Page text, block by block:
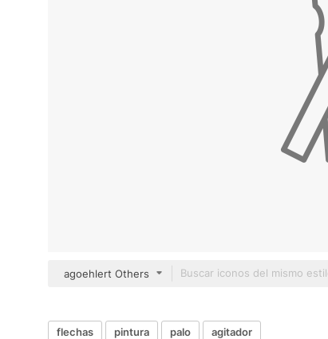
agoehlert Others
flechas pintura palo agitador